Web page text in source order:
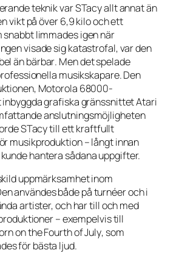
teknik var STacy allt annat än
vikt på över 6,9 kilo och ett
limmades igen när
visade sig katastrofal, var den
änbärbar. Men det spelade
musikskapare. Den
Motorola 68000-
inbyggda grafiska gränssnittet Atari
anslutningsmöjligheten
STacy till ett kraftfullt
musikproduktion – långt innan
hantera sådana uppgifter.
uppmärksamhet inom
användes både på turnéer och i
artister, och har till och med
– exempelvis till
on the Fourth of July, som
för bästa ljud.